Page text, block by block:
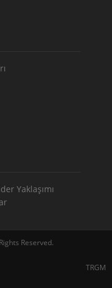
Yaklaşımı
Reserved.
TRGM